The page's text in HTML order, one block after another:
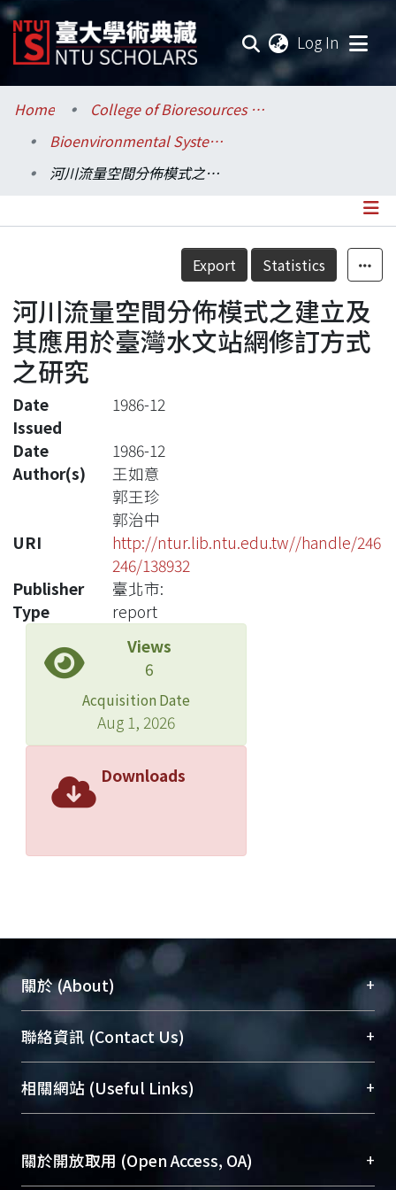
Log In
Communities & Collections
Research Outputs
Statistics
Home
College of Bioresources and Agriculture / 生物資源暨農學院
Bioenvironmental Systems Engineering / 生物環境系統工程學系
河川流量空間分佈模式之建立及其應用於臺灣水文站網修訂方式之研究
Details
Export Statistics
河川流量空間分佈模式之建立及
其應用於臺灣水文站網修訂方式
之研究
Date
Issued
1986-12
Date
1986-12
Author(s)
王如意
郭王珍
郭治中
URI
http://ntur.lib.ntu.edu.tw//handle/246
246/138932
Publisher
臺北市:
Type
report
Views
6
Acquisition Date
Aug 1, 2026
Downloads
關於 (About) +
臺大位居世界頂尖大學之列，為永久珍藏及向國際
展現本校豐碩的研究成果及學術能量，圖書館整合
機構典藏（NTUR）與學術庫（AH）不同功能平
台，成為臺大學術典藏NTU scholars。期能整合研
成果。
聯絡資訊 (Contact Us) +
總館學科館員(Main Library)
醫學圖書館學科館員(Medical Library)
Sciences Library)
相關網站 (Useful Links) +
關於開放取用 (Open Access, OA) +